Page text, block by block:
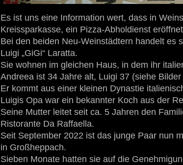
Es ist uns eine Information wert, dass in
Kreissparkasse, ein Pizza-Abholdienst
Bei den beiden Neu-Weinstädtern handelt es
Luigi „GiGi“ Laratta.
Sie wohnen im gleichen Haus, in dem ihr
Andreea ist 34 Jahre alt, Luigi 37 (siehe Bilder
Er kommt aus einer kleinen Dynastie
Luigis Opa war ein bekannter Koch aus der
Seine Mutter leitet seit ca. 5 Jahren den
Ristorante Da Raffaella.
Seit September 2022 ist das junge Paar nun
in Großheppach.
Sieben Monate hatten sie auf die